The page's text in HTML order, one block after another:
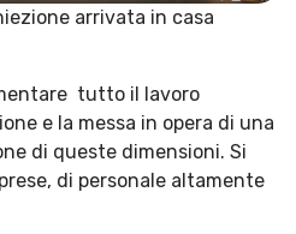
arrivata in casa
tutto il lavoro
e la messa in opera di una
di queste dimensioni. Si
di personale altamente